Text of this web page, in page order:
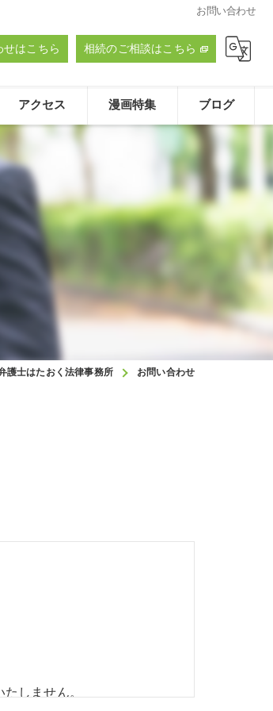
お問い合わせ
はこちら 相続のご相談はこちら
アクセス 漫画特集 ブログ
護士はたおく法律事務所 お問い合わせ
たしません。